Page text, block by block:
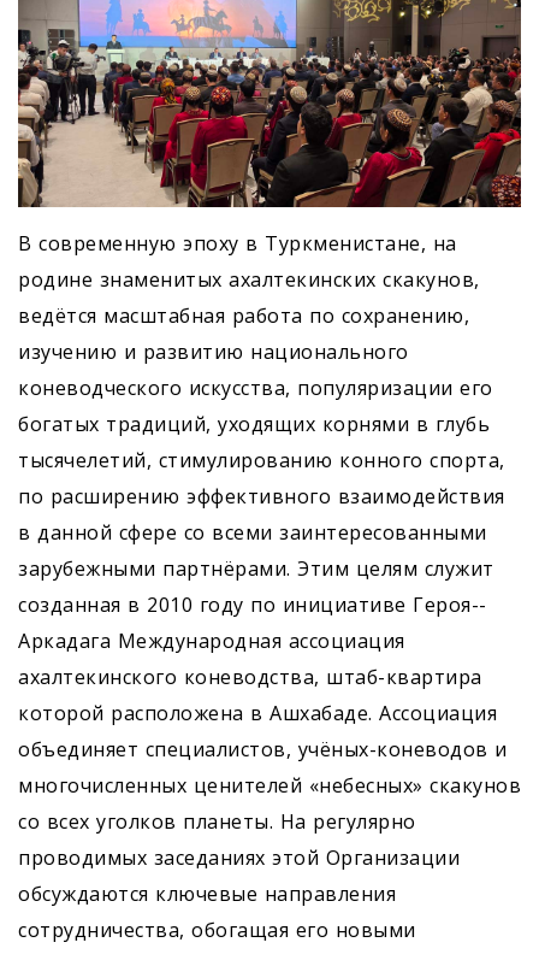
В современную эпоху в Туркменистане, на
родине знаменитых ахалтекинских скакунов,
ведётся масштабная работа по сохранению,
изучению и развитию национального
коневодческого искусства, популяризации его
богатых традиций, уходящих корнями в глубь
тысячелетий, стимулированию конного спорта,
по расширению эффективного взаимодействия
в данной сфере со всеми заинтересованными
зарубежными партнёрами. Этим целям служит
созданная в 2010 году по инициативе Героя-­
Аркадага Международная ассоциация
ахалтекинского коневодства, штаб-квартира
которой расположена в Ашхабаде. Ассоциация
объединяет специалистов, учёных-коневодов и
многочисленных ценителей «небесных» скакунов
со всех уголков планеты. На регулярно
проводимых заседаниях этой Организации
обсуждаются ключевые направления
сотрудничества, обогащая его новыми